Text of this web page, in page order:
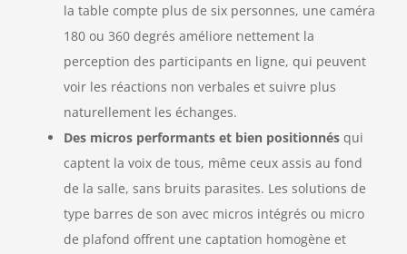
la table compte plus de six personnes, une caméra
180 ou 360 degrés améliore nettement la
perception des participants en ligne, qui peuvent
voir les réactions non verbales et suivre plus
naturellement les échanges.
Des micros performants et bien positionnés qui
captent la voix de tous, même ceux assis au fond
de la salle, sans bruits parasites. Les solutions de
type barres de son avec micros intégrés ou micro
de plafond offrent une captation homogène et